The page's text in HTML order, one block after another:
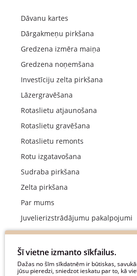
Dāvanu kartes
Dārgakmeņu pirkšana
Gredzena izmēra maiņa
Gredzena noņemšana
Investīciju zelta pirkšana
Lāzergravēšana
Rotaslietu atjaunošana
Rotaslietu gravēšana
Rotaslietu remonts
Rotu izgatavošana
Sudraba pirkšana
Zelta pirkšana
Par mums
Juvelierizstrādājumu pakalpojumi
Kāzu gredzenu ražošana
Saderināšanās gredzenu
Maksājums
Šī vietne izmanto sīkfailus.
Dažas no šīm sīkdatnēm ir būtiskas,
jūsu pieredzi, sniedzot ieskatu par to, kā